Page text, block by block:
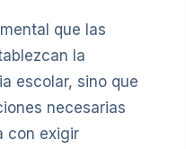
que las
la
escolar, sino que
necesarias
con exigir